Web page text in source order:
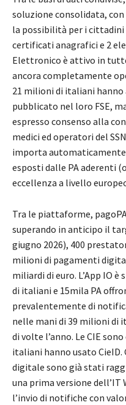
soluzione consolidata,
la possibilità per i cittadini
certificati anagrafici e 2
Elettronico è attivo in
ancora completamente
21 milioni di italiani
pubblicato nel loro FSE,
espresso consenso alla
medici ed operatori del
importa
esposti dalle PA aderenti
eccellenza a livello
Tra le piattaforme,
superando in anticipo il
giugno 2026), 400
milioni di pagamenti
miliardi di euro. L’App IO
di italiani e 15mila PA
prevalentemente di
nelle mani di 39 milioni di
di volte l’anno. Le CIE
italiani hanno usato
digitale sono già stati
una prima versione dell’IT
l’invio di notifiche con